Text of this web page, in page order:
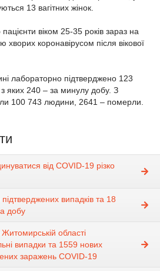
13 вагітних жінок.
віком 25-35 років зараз на
хворих коронавірусом після вікової
лабораторно підтверджено 123
яких 240 – за минулу добу. З
100 743 людини, 2641 – померли.
від COVID-19 різко
випадків та 18
добу
області
випадки та 1559 нових
заражень COVID-19